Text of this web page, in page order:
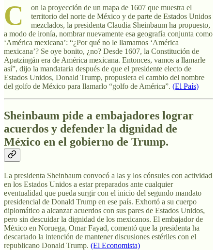
C
on la proyección de un mapa de 1607 que muestra el
territorio del norte de México y de parte de Estados Unidos
mezclados, la presidenta Claudia Sheinbaum ha propuesto,
a modo de ironía, nombrar nuevamente esa geografía conjunta como
‘América mexicana’: “¿Por qué no le llamamos ‘América
mexicana’? Se oye bonito, ¿no? Desde 1607, la Constitución de
Apatzingán era de América mexicana. Entonces, vamos a llamarle
así”, dijo la mandataria después de que el presidente electo de
Estados Unidos, Donald Trump, propusiera el cambio del nombre
del golfo de México para llamarlo “golfo de América”. (El País)
Sheinbaum pide a embajadores lograr
acuerdos y defender la dignidad de
México en el gobierno de Trump.
La presidenta Sheinbaum convocó a las y los cónsules con actividad
en los Estados Unidos a estar preparados ante cualquier
eventualidad que pueda surgir con el inicio del segundo mandato
presidencial de Donald Trump en ese país. Exhortó a su cuerpo
diplomático a alcanzar acuerdos con sus pares de Estados Unidos,
pero sin descuidar la dignidad de los mexicanos. El embajador de
México en Noruega, Omar Fayad, comentó que la presidenta ha
descartado la intención de mantener discusiones estériles con el
republicano Donald Trump. (El Economista)